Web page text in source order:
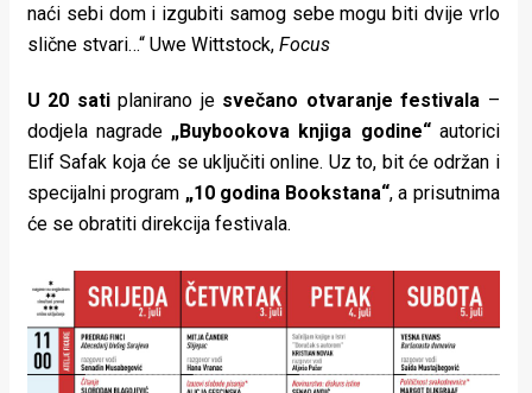
naći sebi dom i izgubiti samog sebe mogu biti dvije vrlo
slične stvari…“ Uwe Wittstock, Focus
U 20 satiplanirano je svečano otvaranje festivala –
dodjela nagrade „Buybookova knjiga godine“ autorici
Elif Safak koja će se uključiti online. Uz to, bit će održan i
specijalni program „10 godina Bookstana“, a prisutnima
će se obratiti direkcija festivala.